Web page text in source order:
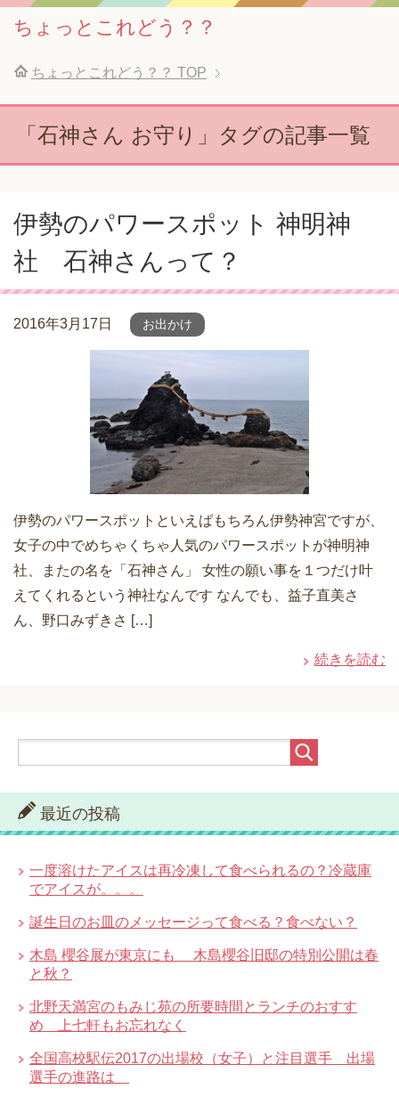
ちょっとこれどう？？
ちょっとこれどう？？ TOP
「石神さん お守り」タグの記事一覧
伊勢のパワースポット 神明神
社 石神さんって？
2016年3月17日 お出かけ
伊勢のパワースポットといえばもちろん伊勢神宮ですが、
女子の中でめちゃくちゃ人気のパワースポットが神明神
社、またの名を「石神さん」 女性の願い事を１つだけ叶
えてくれるという神社なんです なんでも、益子直美さ
ん、野口みずきさ […]
続きを読む
最近の投稿
一度溶けたアイスは再冷凍して食べられるの？冷蔵庫
でアイスが。。。
誕生日のお皿のメッセージって食べる？食べない？
木島 櫻谷展が東京にも 木島櫻谷旧邸の特別公開は春
と秋？
北野天満宮のもみじ苑の所要時間とランチのおすす
め 上七軒もお忘れなく
全国高校駅伝2017の出場校（女子）と注目選手 出場
選手の進路は